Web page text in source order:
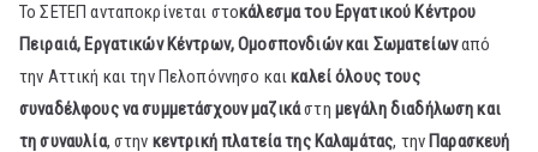
Το ΣΕΤΕΠ ανταποκρίνεται στοκάλεσμα του Εργατικού Κέντρου
Πειραιά, Εργατικών Κέντρων, Ομοσπονδιών και Σωματείωναπό
την Αττική και την Πελοπόννησο καικαλεί όλους τους
συναδέλφους να συμμετάσχουν μαζικάστη μεγάλη διαδήλωση και
τη συναυλία, στην κεντρική πλατεία της Καλαμάτας, την Παρασκευή